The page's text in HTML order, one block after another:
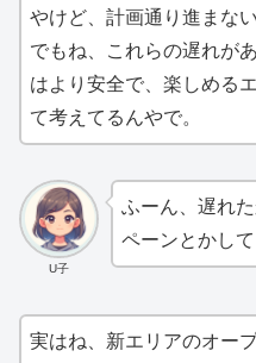
やけど、計画通り進まな
でもね、これらの遅れが
はより安全で、楽しめる
て考えてるんやで。
U子
ふーん、遅れ
ペーンとかし
実はね、新エリアのオー